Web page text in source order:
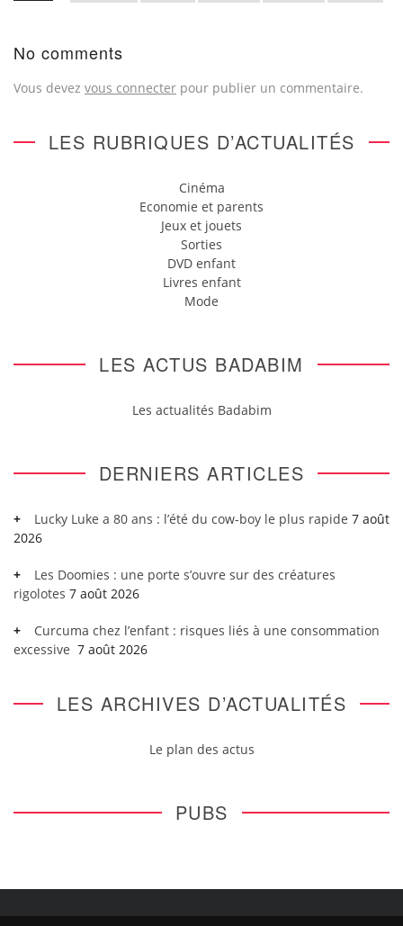
No comments
Vous devez vous connecter pour publier un commentaire.
LES RUBRIQUES D’ACTUALITÉS
Cinéma
Economie et parents
Jeux et jouets
Sorties
DVD enfant
Livres enfant
Mode
LES ACTUS BADABIM
Les actualités Badabim
DERNIERS ARTICLES
Lucky Luke a 80 ans : l’été du cow-boy le plus rapide 7 août
2026
Les Doomies : une porte s’ouvre sur des créatures
rigolotes 7 août 2026
Curcuma chez l’enfant : risques liés à une consommation
excessive 7 août 2026
LES ARCHIVES D’ACTUALITÉS
Le plan des actus
PUBS